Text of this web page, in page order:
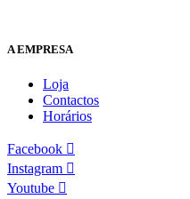
A EMPRESA
Loja
Contactos
Horários
Facebook
Instagram
Youtube